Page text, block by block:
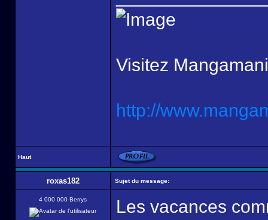
Visitez
http://
Haut
roxas182 Sujet du message:
4 000 000 Berrys
Les vacances